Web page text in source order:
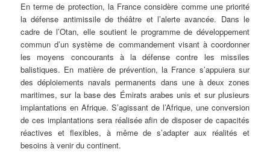
En terme de protection, la France considère comme une priorité
la défense antimissile de théâtre et l’alerte avancée. Dans le
cadre de l’Otan, elle soutient le programme de développement
commun d’un système de commandement visant à coordonner
les moyens concourants à la défense contre les missiles
balistiques. En matière de prévention, la France s’appuiera sur
des déploiements navals permanents dans une à deux zones
maritimes, sur la base des Émirats arabes unis et sur plusieurs
implantations en Afrique. S’agissant de l’Afrique, une conversion
de ces implantations sera réalisée afin de disposer de capacités
réactives et flexibles, à même de s’adapter aux réalités et
besoins à venir du continent.